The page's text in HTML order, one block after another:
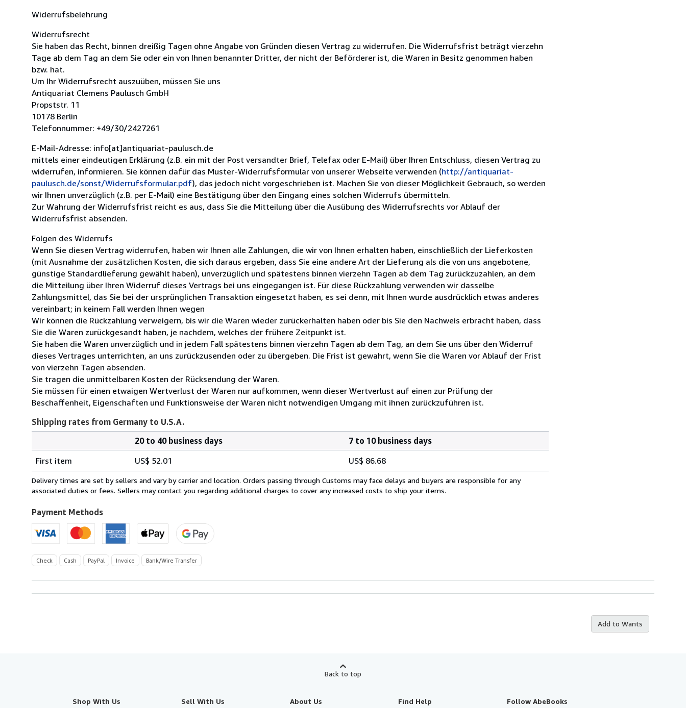
Widerrufsbelehrung
Widerrufsrecht
Sie haben das Recht, binnen dreißig Tagen ohne Angabe von Gründen diesen Vertrag zu widerrufen. Die Widerrufsfrist beträgt vierzehn
Tage ab dem Tag an dem Sie oder ein von Ihnen benannter Dritter, der nicht der Beförderer ist, die Waren in Besitz genommen haben
bzw. hat.
Um Ihr Widerrufsrecht auszuüben, müssen Sie uns
Antiquariat Clemens Paulusch GmbH
Propststr. 11
10178 Berlin
Telefonnummer: +49/30/2427261
E-Mail-Adresse: info[at]antiquariat-paulusch.de
mittels einer eindeutigen Erklärung (z.B. ein mit der Post versandter Brief, Telefax oder E-Mail) über Ihren Entschluss, diesen Vertrag zu
widerrufen, informieren. Sie können dafür das Muster-Widerrufsformular von unserer Webseite verwenden (http://antiquariat-
paulusch.de/sonst/Widerrufsformular.pdf), das jedoch nicht vorgeschrieben ist. Machen Sie von dieser Möglichkeit Gebrauch, so werden
wir Ihnen unverzüglich (z.B. per E-Mail) eine Bestätigung über den Eingang eines solchen Widerrufs übermitteln.
Zur Wahrung der Widerrufsfrist reicht es aus, dass Sie die Mitteilung über die Ausübung des Widerrufsrechts vor Ablauf der
Widerrufsfrist absenden.
Folgen des Widerrufs
Wenn Sie diesen Vertrag widerrufen, haben wir Ihnen alle Zahlungen, die wir von Ihnen erhalten haben, einschließlich der Lieferkosten
(mit Ausnahme der zusätzlichen Kosten, die sich daraus ergeben, dass Sie eine andere Art der Lieferung als die von uns angebotene,
günstige Standardlieferung gewählt haben), unverzüglich und spätestens binnen vierzehn Tagen ab dem Tag zurückzuzahlen, an dem
die Mitteilung über Ihren Widerruf dieses Vertrags bei uns eingegangen ist. Für diese Rückzahlung verwenden wir dasselbe
Zahlungsmittel, das Sie bei der ursprünglichen Transaktion eingesetzt haben, es sei denn, mit Ihnen wurde ausdrücklich etwas anderes
vereinbart; in keinem Fall werden Ihnen wegen
Wir können die Rückzahlung verweigern, bis wir die Waren wieder zurückerhalten haben oder bis Sie den Nachweis erbracht haben, dass
Sie die Waren zurückgesandt haben, je nachdem, welches der frühere Zeitpunkt ist.
Sie haben die Waren unverzüglich und in jedem Fall spätestens binnen vierzehn Tagen ab dem Tag, an dem Sie uns über den Widerruf
dieses Vertrages unterrichten, an uns zurückzusenden oder zu übergeben. Die Frist ist gewahrt, wenn Sie die Waren vor Ablauf der Frist
von vierzehn Tagen absenden.
Sie tragen die unmittelbaren Kosten der Rücksendung der Waren.
Sie müssen für einen etwaigen Wertverlust der Waren nur aufkommen, wenn dieser Wertverlust auf einen zur Prüfung der
Beschaffenheit, Eigenschaften und Funktionsweise der Waren nicht notwendigen Umgang mit ihnen zurückzuführen ist.
Shipping rates from Germany to U.S.A.
rates
from
Germany
U.S.A.
20 to 40 business days
7 to 10 business days
First item
US$ 52.01 US$ 86.68
Delivery times are set by sellers and vary by carrier and location. Orders passing through Customs may face delays and buyers are responsible for any
associated duties or fees. Sellers may contact you regarding additional charges to cover any increased costs to ship your items.
Payment Methods
Check Cash PayPal Invoice Bank/Wire Transfer
Add to Wants
Back to top
Shop With Us Sell With Us About Us Find Help Follow AbeBooks